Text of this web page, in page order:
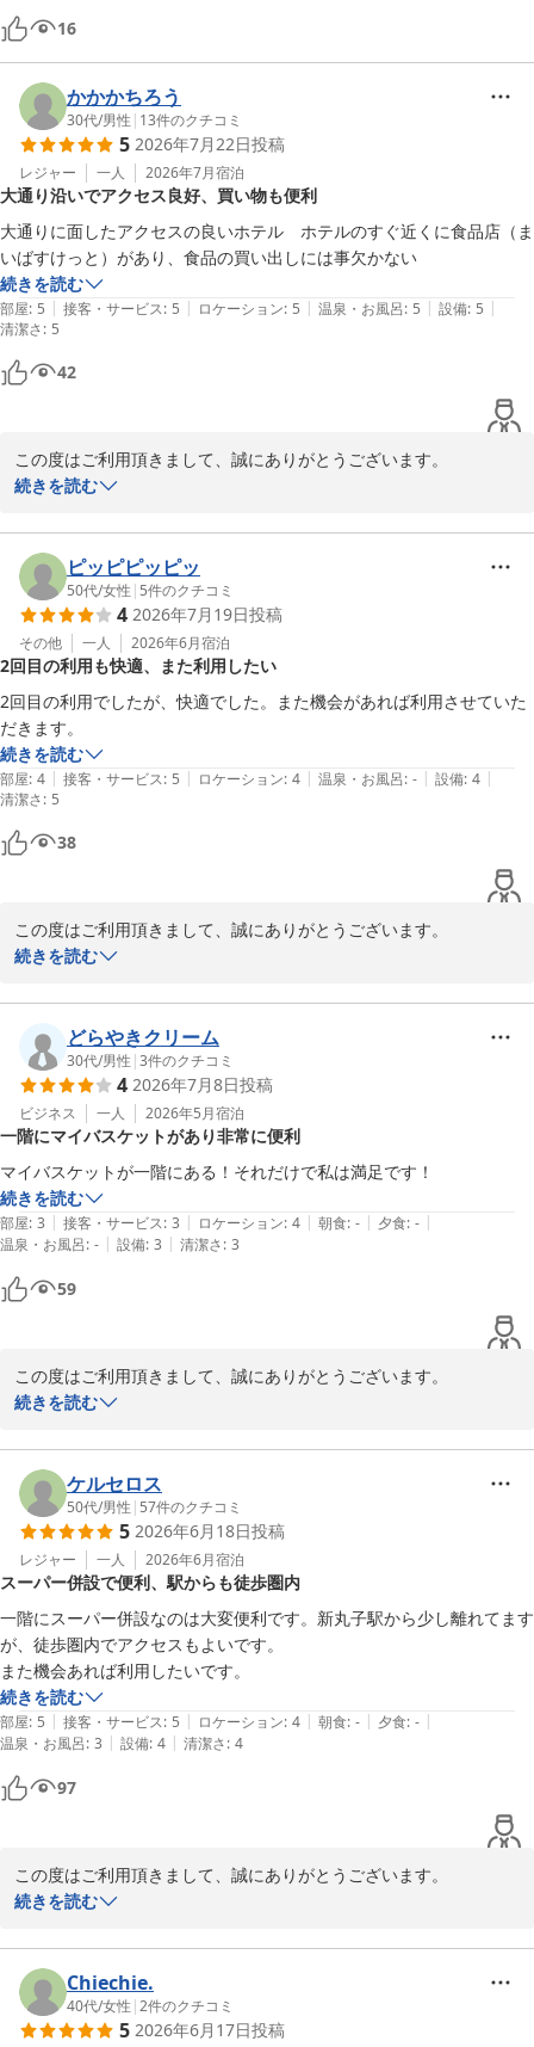
16
かかかちろう
30代/男性 | 13件のクチコミ
5 2026年7月22日投稿
レジャー 一人 2026年7月宿泊
大通り沿いでアクセス良好、買い物も便利
大通りに面したアクセスの良いホテル　ホテルのすぐ近くに食品店（ま
いばすけっと）があり、食品の買い出しには事欠かない
続きを読む
部屋: 5 | 接客・サービス: 5 | ロケーション: 5 | 温泉・お風呂: 5 | 設備: 5 |
清潔さ: 5
42
この度はご利用頂きまして、誠にありがとうございます。
設備面やサービス面等、お客様が快適に過ごして頂けるよう日々努
ホテル1階の“まいばすけっと”は朝7時より深夜0時までの営業とな
っております。
ちょっとしたお買い物に便利ですので、どうぞご利用下さい。
川崎グリーンプラザホテル
2026-08-02
続きを読む
ピッピピッピッ
50代/女性 | 5件のクチコミ
4 2026年7月19日投稿
その他 一人 2026年6月宿泊
2回目の利用も快適、また利用したい
2回目の利用でしたが、快適でした。また機会があれば利用させていた
続きを読む
部屋: 4 | 接客・サービス: 5 | ロケーション: 4 | 温泉・お風呂: - | 設備: 4 |
清潔さ: 5
38
この度はご利用頂きまして、誠にありがとうございます。
また利用したいとのお言葉を頂き大変ありがたく思います。
力して参りたいと思っております。
またのお越しをお待ち申し上げております。
川崎グリーンプラザホテル
2026-08-02
続きを読む
どらやきクリーム
30代/男性 |3件のクチコミ
4 2026年7月8日投稿
ビジネス 一人 2026年5月宿泊
一階にマイバスケットがあり非常に便利
マイバスケットが一階にある！それだけで私は満足です！
続きを読む
部屋: 3 | 接客・サービス: 3 | ロケーション: 4 | 朝食: - | 夕食: - |
温泉・お風呂: - | 設備: 3 | 清潔さ: 3
59
この度はご利用頂きまして、誠にありがとうございます。
設備面やサービス面等、お客様が快適に過ごして頂けるよう日々努
ホテル1階の“まいばすけっと”は朝7時より深夜0時までの営業とな
っております。
ちょっとしたお買い物に便利ですので、どうぞご利用下さい。
川崎グリーンプラザホテル
2026-07-17
続きを読む
ケルセロス
50代/男性 | 57件のクチコミ
5 2026年6月18日投稿
レジャー 一人 2026年6月宿泊
スーパー併設で便利、駅からも徒歩圏内
一階にスーパー併設なのは大変便利です。新丸子駅から少し離れてます
が、徒歩圏内でアクセスもよいです。
また機会あれば利用したいです。
続きを読む
部屋: 5 | 接客・サービス: 5 | ロケーション: 4 | 朝食: - | 夕食: - |
温泉・お風呂: 3 | 設備: 4 | 清潔さ: 4
97
この度はご利用頂きまして、誠にありがとうございます。
設備面やサービス面等、お客様が快適に過ごして頂けるよう日々努
ホテル1階の“まいばすけっと（イオン）”は朝7時より深夜0時まで
の営業となっております。
ちょっとしたお買い物に便利ですので、どうぞご利用下さい。
続きを読む
Chiechie.
40代/女性 |2件のクチコミ
5 2026年6月17日投稿